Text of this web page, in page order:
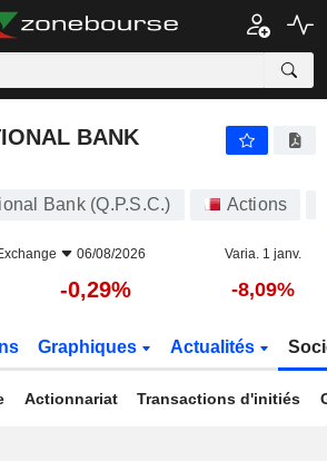
BANK
Bank (Q.P.S.C.) Actions
06/08/2026 Varia. 1 janv.
-0,29% -8,09%
Graphiques Actualités
Actionnariat Transactions d'initiés